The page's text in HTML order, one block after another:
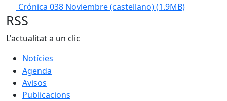
Crónica 038 Noviembre (castellano)(1.9MB)
RSS
L'actualitat a un clic
Notícies
Agenda
Avisos
Publicacions